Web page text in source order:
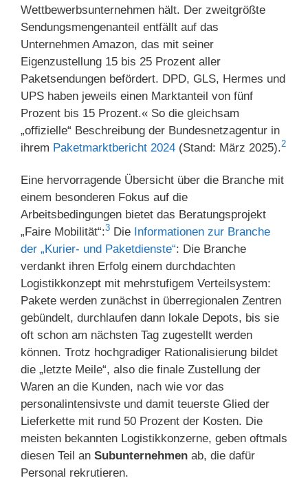
Wettbewerbsunternehmen hält. Der zweitgrößte
Sendungsmengenanteil entfällt auf das
Unternehmen Amazon, das mit seiner
Eigenzustellung 15 bis 25 Prozent aller
Paketsendungen befördert. DPD, GLS, Hermes und
UPS haben jeweils einen Marktanteil von fünf
Prozent bis 15 Prozent.« So die gleichsam
„offizielle“ Beschreibung der Bundesnetzagentur in
ihrem Paketmarktbericht 2024 (Stand: März 2025).2
Eine hervorragende Übersicht über die Branche mit
einem besonderen Fokus auf die
Arbeitsbedingungen bietet das Beratungsprojekt
„Faire Mobilität“:3 Die Informationen zur Branche
der „Kurier- und Paketdienste“: Die Branche
verdankt ihren Erfolg einem durchdachten
Logistikkonzept mit mehrstufigem Verteilsystem:
Pakete werden zunächst in überregionalen Zentren
gebündelt, durchlaufen dann lokale Depots, bis sie
oft schon am nächsten Tag zugestellt werden
können. Trotz hochgradiger Rationalisierung bildet
die „letzte Meile“, also die finale Zustellung der
Waren an die Kunden, nach wie vor das
personalintensivste und damit teuerste Glied der
Lieferkette mit rund 50 Prozent der Kosten. Die
meisten bekannten Logistikkonzerne, geben oftmals
diesen Teil an Subunternehmen ab, die dafür
Personal rekrutieren.